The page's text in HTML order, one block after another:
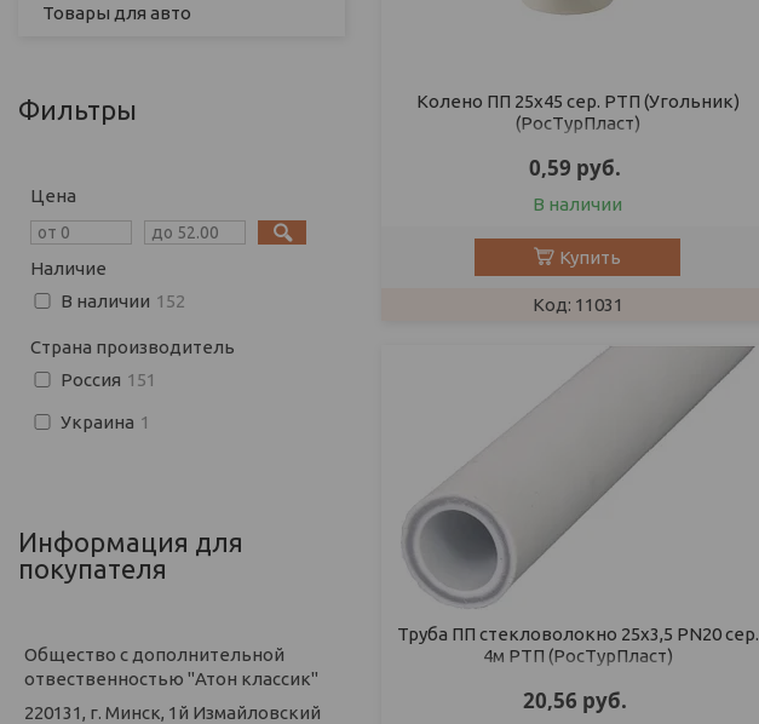
Колено ПП 25х45 сер. РТП (Угольник)
(РосТурПласт)
0,59 руб.
В наличии
Купить
11031
Труба ПП стекловолокно 25х3,5 PN20 сер.
4м РТП (РосТурПласт)
20,56 руб.
Товары для авто
Фильтры
Цена
Наличие
В наличии 152
Страна производитель
Россия 151
Украина 1
Информация для
покупателя
Общество с дополнительной
отвественностью "Атон классик"
220131, г. Минск, 1й Измайловский